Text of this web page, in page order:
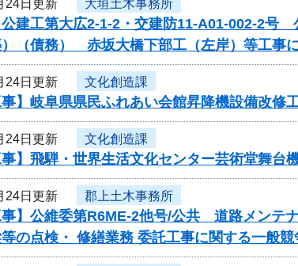
24日更新 大垣土木事務所
建工第大広2-1-2・交建防11-A01-002-2号
（債務） 赤坂大橋下部工（左岸）等工事
24日更新 文化創造課
事】岐阜県県民ふれあい会館昇降機設備改
24日更新 文化創造課
事】飛騨・世界生活文化センター芸術堂舞
24日更新 郡上土木事務所
事】公維委第R6ME-2他号/公共 道路メンテ
の点検・ 修繕業務 委託工事に関する一般